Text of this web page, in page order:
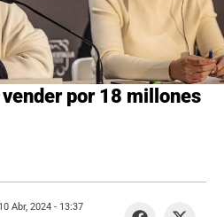
por 18 millones
10 Abr, 2024 - 13:37